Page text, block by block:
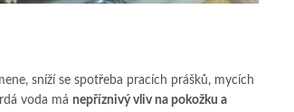
sníží se spotřeba pracích prášků, mycích
voda má nepříznivý vliv na pokožku a